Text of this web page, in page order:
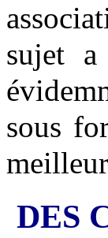
sujet a
sous
DES